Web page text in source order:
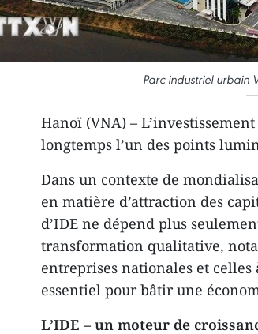
Parc industriel urbain
Hanoï (VNA) –
longtemps l’un des points
Dans un contexte de
en matière d’attraction des
d’IDE ne dépend plus
transformation qualitative,
entreprises nationales et celles
essentiel pour bâtir une
L’IDE – un moteur de